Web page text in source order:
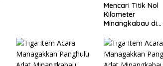
Mencari Titik Nol
Kilometer
Minangkabau di
Dimanakah Lokasi
nya?